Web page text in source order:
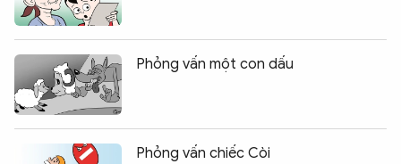
Phỏng vấn một con dấu
Phỏng vấn chiếc Còi